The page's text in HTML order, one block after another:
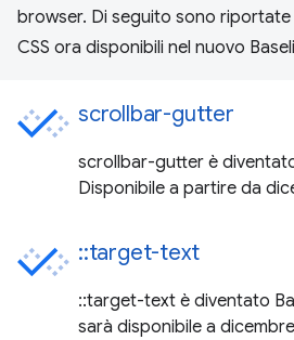
browser. Di seguito sono
CSS ora disponibili nel nuovo
scrollbar-gutter
scrollbar-gutter è
Disponibile a partire da
::target-text
::target-text è diventato
sarà disponibile a